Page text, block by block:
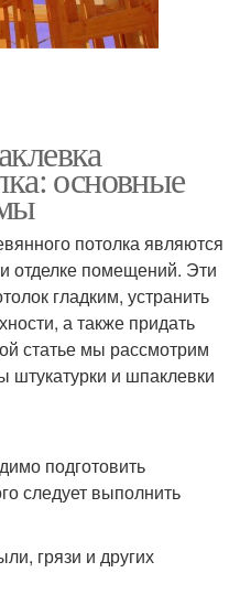
основные
потолка являются
отделке помещений. Эти
гладким, устранить
а также придать
статье мы рассмотрим
и шпаклевки
подготовить
следует выполнить
грязи и других